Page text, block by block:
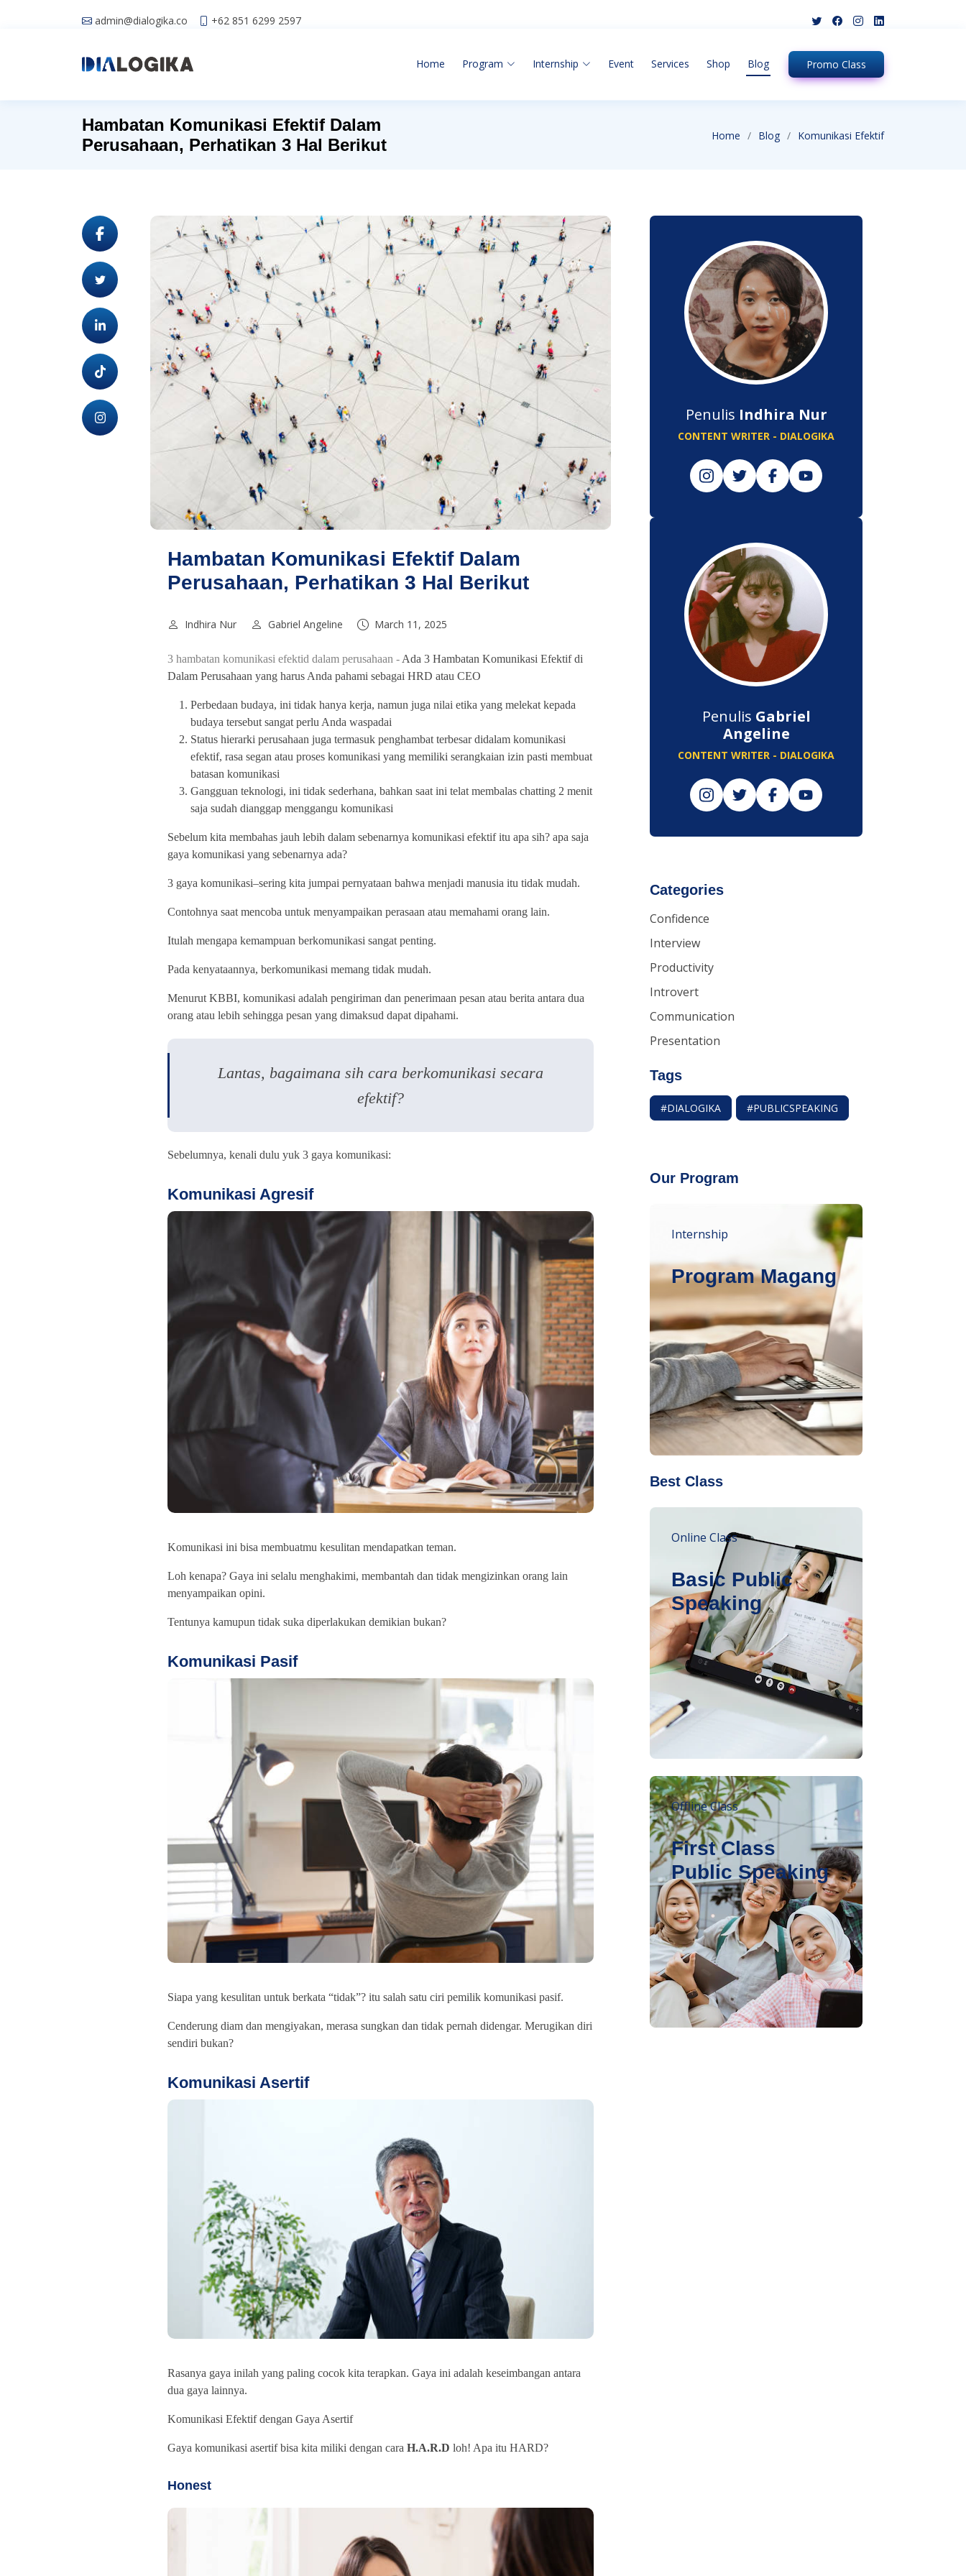
admin@dialogika.co +62 851 6299 2597
Home Program Internship Event Services Shop Blog Promo Class
Hambatan Komunikasi Efektif Dalam
Perusahaan, Perhatikan 3 Hal Berikut
Home Blog Komunikasi Efektif
Hambatan Komunikasi Efektif Dalam
Perusahaan, Perhatikan 3 Hal Berikut
Indhira Nur Gabriel Angeline March 11, 2025
3 hambatan komunikasi efektid dalam perusahaan - Ada 3 Hambatan Komunikasi Efektif di
Dalam Perusahaan yang harus Anda pahami sebagai HRD atau CEO
Perbedaan budaya, ini tidak hanya kerja, namun juga nilai etika yang melekat kepada
budaya tersebut sangat perlu Anda waspadai
Status hierarki perusahaan juga termasuk penghambat terbesar didalam komunikasi
efektif, rasa segan atau proses komunikasi yang memiliki serangkaian izin pasti membuat
batasan komunikasi
Gangguan teknologi, ini tidak sederhana, bahkan saat ini telat membalas chatting 2 menit
saja sudah dianggap menggangu komunikasi
Sebelum kita membahas jauh lebih dalam sebenarnya komunikasi efektif itu apa sih? apa saja
gaya komunikasi yang sebenarnya ada?
3 gaya komunikasi–sering kita jumpai pernyataan bahwa menjadi manusia itu tidak mudah.
Contohnya saat mencoba untuk menyampaikan perasaan atau memahami orang lain.
Itulah mengapa kemampuan berkomunikasi sangat penting.
Pada kenyataannya, berkomunikasi memang tidak mudah.
Menurut KBBI, komunikasi adalah pengiriman dan penerimaan pesan atau berita antara dua
orang atau lebih sehingga pesan yang dimaksud dapat dipahami.
Lantas, bagaimana sih cara berkomunikasi secara
efektif?
Sebelumnya, kenali dulu yuk 3 gaya komunikasi:
Komunikasi Agresif
Komunikasi ini bisa membuatmu kesulitan mendapatkan teman.
Loh kenapa? Gaya ini selalu menghakimi, membantah dan tidak mengizinkan orang lain
menyampaikan opini.
Tentunya kamupun tidak suka diperlakukan demikian bukan?
Komunikasi Pasif
Siapa yang kesulitan untuk berkata “tidak”? itu salah satu ciri pemilik komunikasi pasif.
Cenderung diam dan mengiyakan, merasa sungkan dan tidak pernah didengar. Merugikan diri
sendiri bukan?
Komunikasi Asertif
Rasanya gaya inilah yang paling cocok kita terapkan. Gaya ini adalah keseimbangan antara
dua gaya lainnya.
Komunikasi Efektif dengan Gaya Asertif
Gaya komunikasi asertif bisa kita miliki dengan cara H.A.R.D loh! Apa itu HARD?
Honest
Penulis Indhira Nur
CONTENT WRITER - DIALOGIKA
Penulis Gabriel
Angeline
CONTENT WRITER - DIALOGIKA
Categories
Confidence
Interview
Productivity
Introvert
Communication
Presentation
Tags
#DIALOGIKA #PUBLICSPEAKING
Our Program
Internship
Program Magang
Best Class
Online Class
Basic Public
Speaking
Offline Class
First Class
Public Speaking